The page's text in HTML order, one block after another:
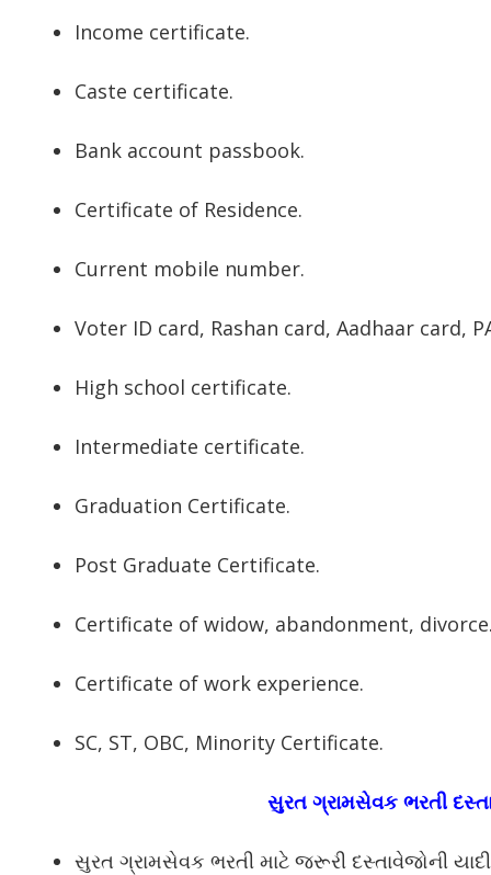
Income certificate.
Caste certificate.
Bank account passbook.
Certificate of Residence.
Current mobile number.
Voter ID card, Rashan card, Aadhaar card,
High school certificate.
Intermediate certificate.
Graduation Certificate.
Post Graduate Certificate.
Certificate of widow, abandonment,
Certificate of work experience.
SC, ST, OBC, Minority Certificate.
સુરત ગ્રામસેવક ભરતી
સુરત ગ્રામસેવક ભરતી માટે જરૂરી દસ્તાવેજોની